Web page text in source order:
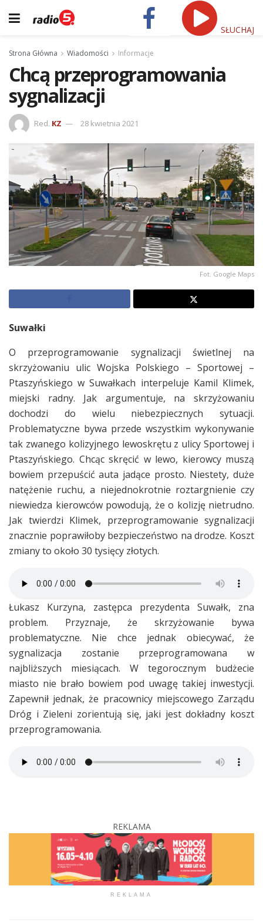
SŁUCHAJ
Strona Główna Wiadomości Informacje
Chcą przeprogramowania
sygnalizacji
Red. KZ 28 kwietnia 2021
Fot. Google Maps
Suwałki
O przeprogramowanie sygnalizacji świetlnej na
skrzyżowaniu ulic Wojska Polskiego – Sportowej –
Ptaszyńskiego w Suwałkach interpeluje Kamil Klimek,
miejski radny. Jak argumentuje, na skrzyżowaniu
dochodzi do wielu niebezpiecznych sytuacji.
Problematyczne bywa przede wszystkim wykonywanie
tak zwanego kolizyjnego lewoskrętu z ulicy Sportowej i
Ptaszyńskiego. Chcąc skręcić w lewo, kierowcy muszą
bowiem przepuścić auta jadące prosto. Niestety, duże
natężenie ruchu, a niejednokrotnie roztargnienie czy
niewiedza kierowców powodują, że o kolizję nietrudno.
Jak twierdzi Klimek, przeprogramowanie sygnalizacji
znacznie poprawiłoby bezpieczeństwo na drodze. Koszt
zmiany to około 30 tysięcy złotych.
Łukasz Kurzyna, zastępca prezydenta Suwałk, zna
problem. Przyznaje, że skrzyżowanie bywa
problematyczne. Nie chce jednak obiecywać, że
sygnalizacja zostanie przeprogramowana w
najbliższych miesiącach. W tegorocznym budżecie
miasto nie brało bowiem pod uwagę takiej inwestycji.
Zapewnił jednak, że pracownicy miejscowego Zarządu
Dróg i Zieleni zorientują się, jaki jest dokładny koszt
przeprogramowania.
REKLAMA
REKLAMA